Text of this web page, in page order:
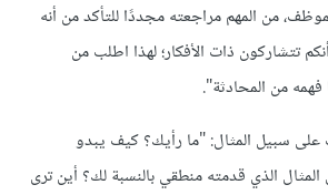
من المهم مراجعته مجددًا للتأكد من أنه
تتشاركون ذات الأفكار؛ لهذا اطلب من
من المحادثة".
سبيل المثال: "ما رأيك؟ كيف يبدو
المثال الذي قدمته منطقي بالنسبة لك؟ أين ترى